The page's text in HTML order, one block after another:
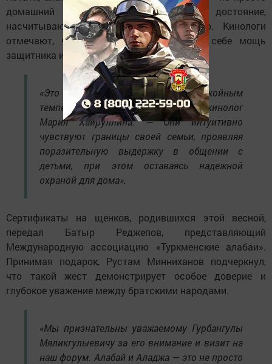
домашний питомец. Это национальное достояние,
насчитывающее тысячелетнюю историю. Кинологи
отмечают, что эти собаки сочетают в себе мощь
защитника и мудрость терпеливого друга.
«Это собаки с удивительно спокойным
темпераментом, — рассказывает кинолог
Мария Хайруллина. — Они интуитивно
чувствуют границы своей семьи, проявляя
поразительную выдержку в общении с
детьми, при этом оставаясь надежной
охраной для дома».
Сертификаты на щенков, родившихся этой весной,
передал Батыр Реджепов, представляющий
Международную ассоциацию «Туркменские алабаи».
Принимая подарок, Рустам Минниханов подчеркнул,
что такой жест демонстрирует особое доверие и
глубокое уважение между братскими народами.
«Мы признательны уважаемому Гурбангулы
Мяликгулыевичу за его внимание и визит на
наш форум. Алабай и Аладжа — это не просто